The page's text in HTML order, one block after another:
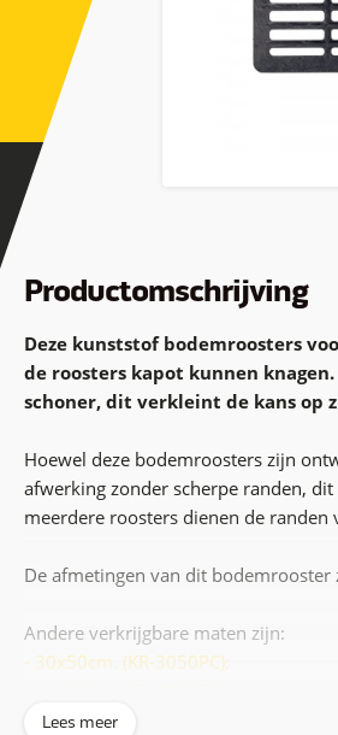
Productomschrijving
Deze kunststof bodemroosters
de roosters kapot kunnen
schoner, dit verkleint de kans op
Hoewel deze bodemroosters zijn
afwerking zonder scherpe randen,
meerdere roosters dienen de
De afmetingen van dit bodemrooster
Andere verkrijgbare maten zijn:
- 30x50cm. (KR-3050PC);
- 60x60cm. (KR-6060PC).
Lees meer